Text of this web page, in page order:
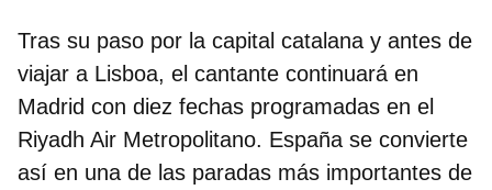
Tras su paso por la capital catalana y antes de
viajar a Lisboa, el cantante continuará en
Madrid con diez fechas programadas en el
Riyadh Air Metropolitano. España se convierte
así en una de las paradas más importantes de